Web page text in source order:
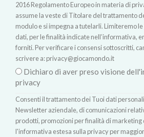
2016 Regolamento Europeo in materia di
assume la veste di Titolare del trattamento
modulo e si impegna a tutelarli. Limiteremo
dati, per le finalità indicate nell’informativa,
forniti. Per verificare i consensi sottoscritti,
scrivere a:privacy@giocamondo.it
Dichiaro di aver preso visione
privacy
Consenti il trattamento dei Tuoi dati
Newsletter aziendale, di comunicazioni
prodotti, promozioni per finalità di marketing
l'informativa estesa sulla privacy per